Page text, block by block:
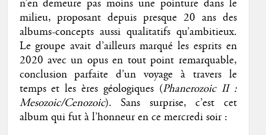
n’en demeure pas moins une pointure dans le
milieu, proposant depuis presque 20 ans des
albums-concepts aussi qualitatifs qu’ambitieux.
Le groupe avait d’ailleurs marqué les esprits en
2020 avec un opus en tout point remarquable,
conclusion parfaite d’un voyage à travers le
temps et les ères géologiques (Phanerozoic II :
Mesozoic/Cenozoic). Sans surprise, c’est cet
album qui fut à l’honneur en ce mercredi soir :